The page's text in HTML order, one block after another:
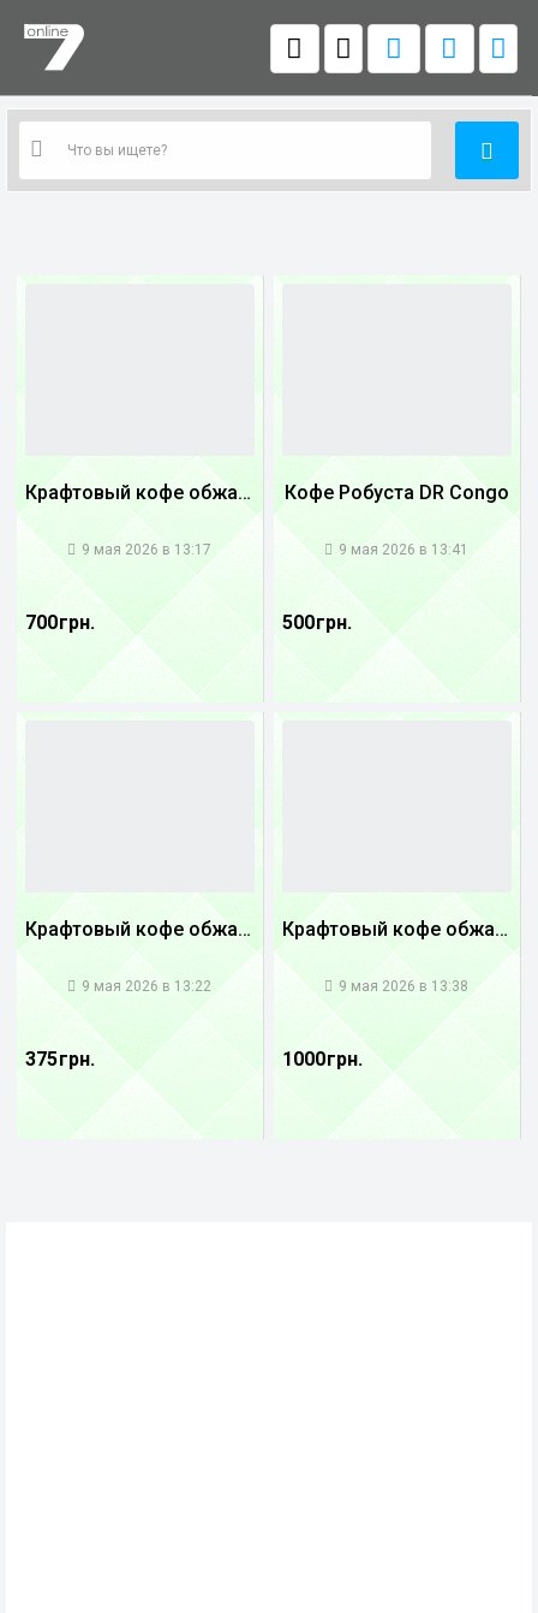
Крафтовый кофе обжареный купаж арабики 3...
9 мая 2026 в 13:17
700 грн.
Кофе Робуста DR Congo
9 мая 2026 в 13:41
500 грн.
Крафтовый кофе обжареный купаж арабики 5...
9 мая 2026 в 13:22
375 грн.
Крафтовый кофе обжареный Танзания
9 мая 2026 в 13:38
1000 грн.